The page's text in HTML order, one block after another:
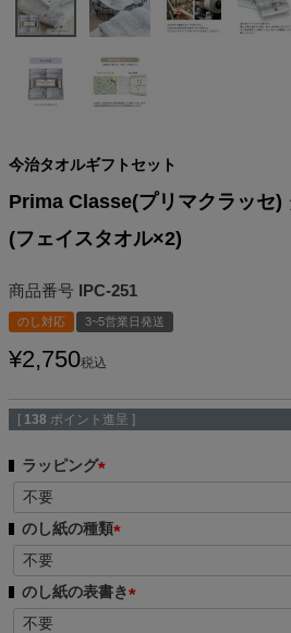
今治タオルギフトセット
Prima Classe(プリマクラッセ)
(フェイスタオル×2)
商品番号 IPC-251
のし対応 3~5営業日発送
¥2,750税込
[ 138 ポイント進呈 ]
ラッピング
必
須
のし紙の種類
必
須
のし紙の表書き